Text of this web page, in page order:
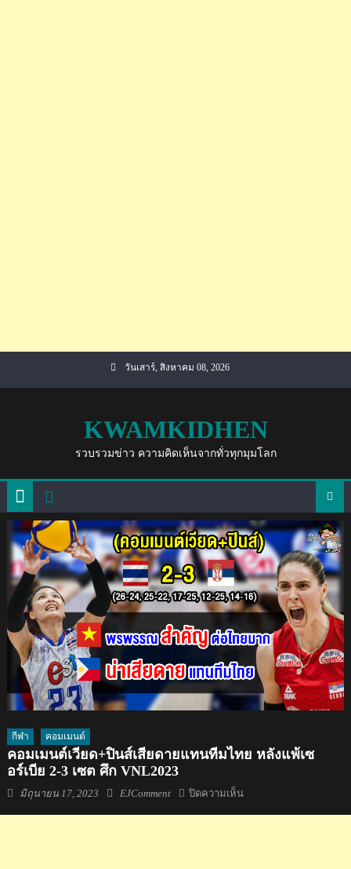
วันเสาร์, สิงหาคม 08, 2026
KWAMKIDHEN
รวบรวมข่าว ความคิดเห็นจากทั่วทุกมุมโลก
กีฬา คอมเมนต์
คอมเมนต์เวียด+ปินส์เสียดายแทนทีมไทย หลังแพ้เซ
อร์เบีย 2-3 เซต ศึก VNL2023
Posted
มิถุนายน 17, 2023 Author
EJComment ปิดความเห็นบน